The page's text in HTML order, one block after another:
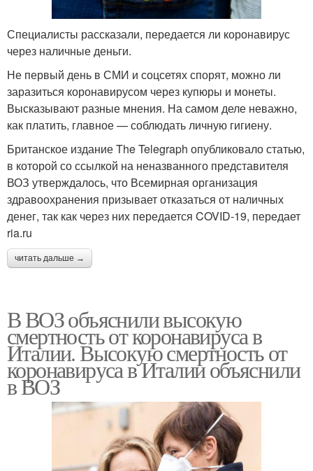
Специалисты рассказали, передается ли коронавирус
через наличные деньги.
Не первый день в СМИ и соцсетях спорят, можно ли
заразиться коронавирусом через купюры и монеты.
Высказывают разные мнения. На самом деле неважно,
как платить, главное — соблюдать личную гигиену.
Британское издание The Telegraph опубликовало статью,
в которой со ссылкой на неназванного представителя
ВОЗ утверждалось, что Всемирная организация
здравоохранения призывает отказаться от наличных
денег, так как через них передается COVID-19, передает
ria.ru
читать дальше →
В ВОЗ объяснили высокую
смертность от коронавируса в
Италии. Высокую смертность от
коронавируса в Италии объяснили
в ВОЗ